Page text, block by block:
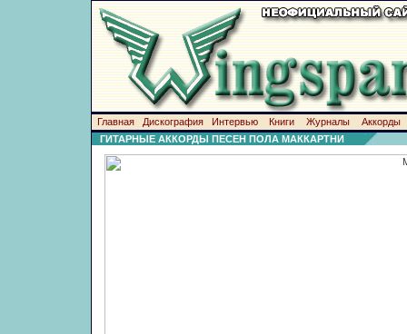
Главная Дискография Интервью Книги Журналы
Аккорды
ГИТАРНЫЕ АККОРДЫ ПЕСЕН ПОЛА МАККАРТНИ